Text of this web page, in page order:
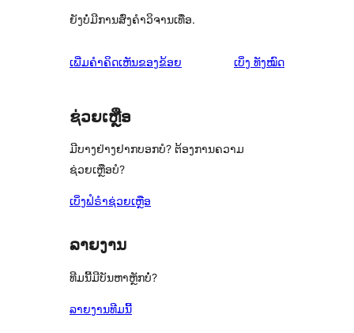
ຍັງບໍ່ມີການສົ່ງຄຳວິຈານເທື່ອ.
ເພີ່ມຄຳຄິດເຫັນຂອງຂ້ອຍ ເບິ່ງ ຄຳ
ທັງໝົດ
ຊ່ວຍເຫຼືອ
ມີບາງຢ່າງຢາກບອກບໍ? ຕ້ອງການຄວາມ
ຊ່ວຍເຫຼືອບໍ?
ເບິ່ງຟໍຣຳຊ່ວຍເຫຼືອ
ລາຍງານ
ທີມນີ້ມີບັນຫາຫຼັກບໍ່?
ລາຍງານທີມນີ້